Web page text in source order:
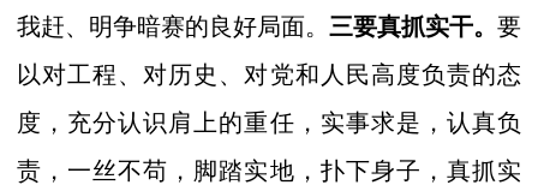
我赶、明争暗赛的良好局面。 三要真抓实干。 要
以对工程、对历史、对党和人民高度负责的态
度，充分认识肩上的重任，实事求是，认真负
责，一丝不苟，脚踏实地，扑下身子，真抓实